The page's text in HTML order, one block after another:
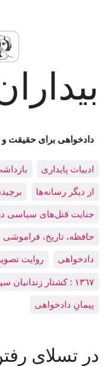
دادخواهی برای حقیقت
ادبيات پايداری
از دیگر رسانه‌ها
جنایت قتل‌های سیاسی در
حافظه، تاريخ، فراموشی
دادخواهی روایت
١٣٦٧ : کشتار زندانيان سياسی در زندان‌های ایران
پیمانِ دادخواهی
در تسلای